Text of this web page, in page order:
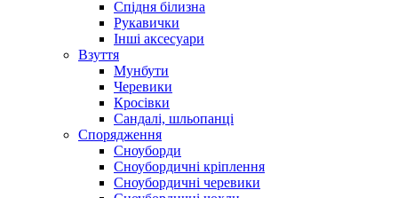
Спідня білизна
Рукавички
Інші аксесуари
Взуття
Мунбути
Черевики
Кросівки
Сандалі, шльопанці
Спорядження
Сноуборди
Сноубордичні кріплення
Сноубордичні черевики